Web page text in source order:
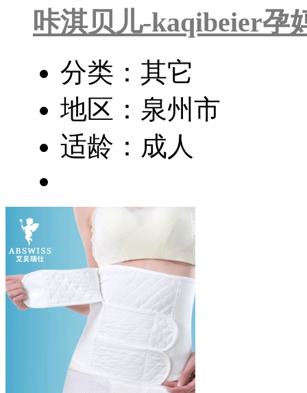
咔淇贝儿-kaqibeier孕
分类：其它
地区：泉州市
适龄：成人